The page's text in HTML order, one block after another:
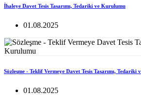
İhaleye Davet Tesis Tasarımı, Tedariki ve Kurulumu
01.08.2025
Sözleşme - Teklif Vermeye Davet Tesis Tasarımı, Tedariki
01.08.2025